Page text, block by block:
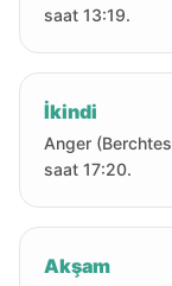
saat 13:19.
İkindi
Anger
saat 17:20.
Akşam